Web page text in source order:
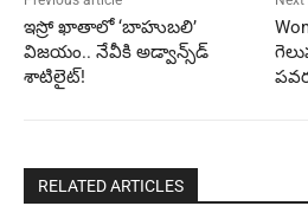
ఇస్రో ఖాతాలో ‘బాహుబలి’
విజయం.. నేవీకి అడ్వాన్స్‌డ్
శాటిలైట్!
RELATED ARTICLES